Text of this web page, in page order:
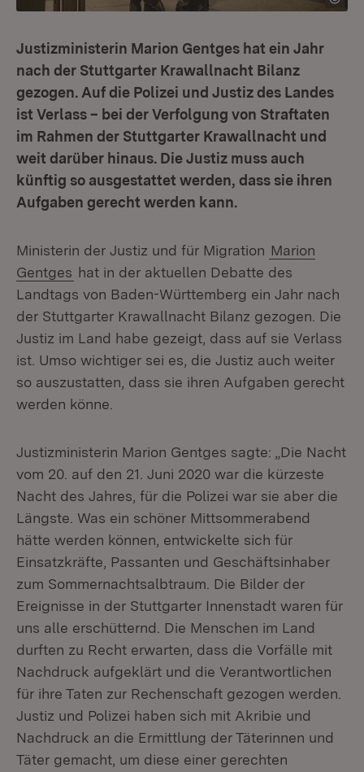
Justizministerin Marion Gentges hat ein Jahr
nach der Stuttgarter Krawallnacht Bilanz
gezogen. Auf die Polizei und Justiz des Landes
ist Verlass – bei der Verfolgung von Straftaten
im Rahmen der Stuttgarter Krawallnacht und
weit darüber hinaus. Die Justiz muss auch
künftig so ausgestattet werden, dass sie ihren
Aufgaben gerecht werden kann.
Ministerin der Justiz und für Migration Marion
Gentges hat in der aktuellen Debatte des
Landtags von Baden-Württemberg ein Jahr nach
der Stuttgarter Krawallnacht Bilanz gezogen. Die
Justiz im Land habe gezeigt, dass auf sie Verlass
ist. Umso wichtiger sei es, die Justiz auch weiter
so auszustatten, dass sie ihren Aufgaben gerecht
werden könne.
Justizministerin Marion Gentges sagte: „Die Nacht
vom 20. auf den 21. Juni 2020 war die kürzeste
Nacht des Jahres, für die Polizei war sie aber die
Längste. Was ein schöner Mittsommerabend
hätte werden können, entwickelte sich für
Einsatzkräfte, Passanten und Geschäftsinhaber
zum Sommernachtsalbtraum. Die Bilder der
Ereignisse in der Stuttgarter Innenstadt waren für
uns alle erschütternd. Die Menschen im Land
durften zu Recht erwarten, dass die Vorfälle mit
Nachdruck aufgeklärt und die Verantwortlichen
für ihre Taten zur Rechenschaft gezogen werden.
Justiz und Polizei haben sich mit Akribie und
Nachdruck an die Ermittlung der Täterinnen und
Täter gemacht, um diese einer gerechten